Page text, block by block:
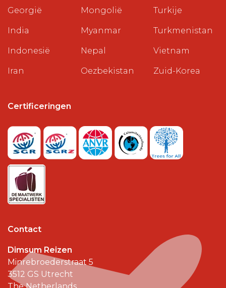
Georgië
India
Indonesië
Iran
Mongolië
Myanmar
Nepal
Oezbekistan
Turkije
Turkmenistan
Vietnam
Zuid-Korea
Certificeringen
Contact
Dimsum Reizen
Minrebroederstraat 5
3512 GS Utrecht